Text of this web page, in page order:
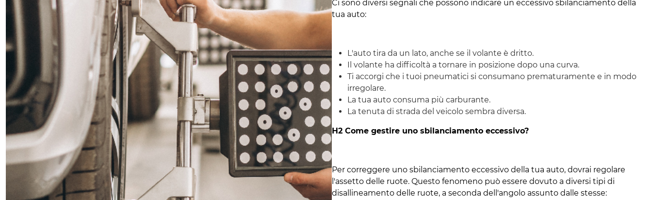
Ci sono diversi segnali che possono indicare un eccessivo sbilanciamento della
tua auto:
L'auto tira da un lato, anche se il volante è dritto.
Il volante ha difficoltà a tornare in posizione dopo una curva.
Ti accorgi che i tuoi pneumatici si consumano prematuramente e in modo
irregolare.
La tua auto consuma più carburante.
La tenuta di strada del veicolo sembra diversa.
H2 Come gestire uno sbilanciamento eccessivo?
Per correggere uno sbilanciamento eccessivo della tua auto, dovrai regolare
l'assetto delle ruote. Questo fenomeno può essere dovuto a diversi tipi di
disallineamento delle ruote, a seconda dell'angolo assunto dalle stesse: